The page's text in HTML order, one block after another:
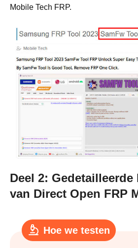
Mobile Tech FRP.
Deel 2:
van Direct Open FRP
Hoe we testen